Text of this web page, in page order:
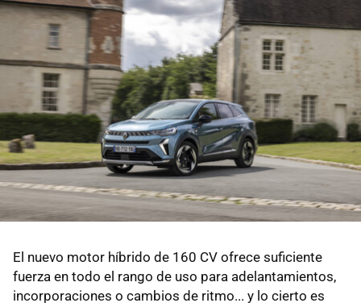
El nuevo motor híbrido de 160 CV ofrece suficiente
fuerza en todo el rango de uso para adelantamientos,
incorporaciones o cambios de ritmo... y lo cierto es